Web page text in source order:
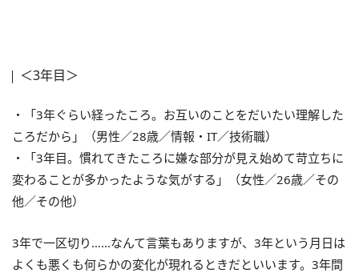
＜3年目＞
・「3年ぐらい経ったころ。お互いのことをだいたい理解した
ころだから」（男性／28歳／情報・IT／技術職）
・「3年目。慣れてきたころに嫌な部分が見え始めて苛立ちに
変わることが多かったような気がする」（女性／26歳／その
他／その他）
3年で一区切り……なんて言葉もありますが、3年という月日は
よくも悪くも何らかの変化が現れるときだといいます。3年間